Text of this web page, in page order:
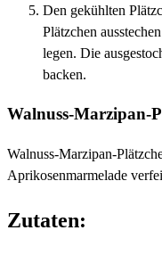
Den gekühlten
Plätzchen
legen. Die
backen.
Walnuss-Marzipan-
Walnuss-Marzipan-
Aprikosenmarmelade
Zutaten: